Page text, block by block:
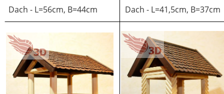
Dach - L=56cm, B=44cm
Dach - L=41,5cm, B=37cm